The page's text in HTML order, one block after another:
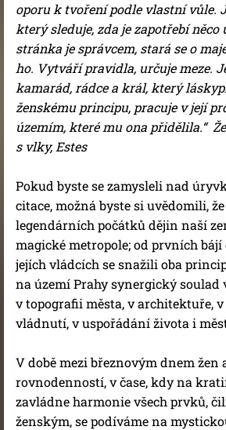
oporu k tvoření podle vlastní vůle.
který sleduje, zda je zapotřebí
stránka je správcem, stará se o
ho. Vytváří pravidla, určuje meze.
kamarád, rádce a král, který
ženskému principu, pracuje v její
územím, které mu ona přidělila.“
s vlky, Estes
Pokud byste se zamysleli nad
citace, možná byste si uvědomili,
legendárních počátků dějin naší
magické metropole; od prvních
jejích vládcích se snažili oba
na území Prahy synergický soulad
v topografii města, v architektuře,
vládnutí, v uspořádání života i
V době mezi březnovým dnem žen
rovnodenností, v čase, kdy na
zavládne harmonie všech prvků,
ženským, se podíváme na